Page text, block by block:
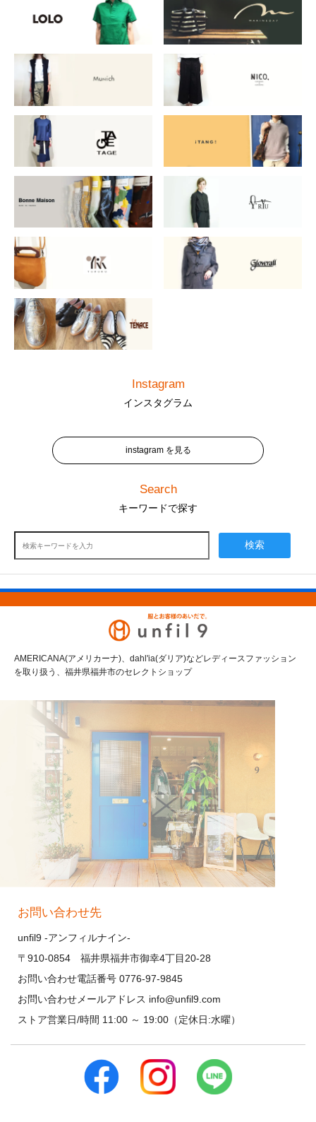
Instagram
インスタグラム
instagram を見る
Search
キーワードで探す
検索
AMERICANA(アメリカーナ)、dahl'ia(ダリア)などレディースファッション
を取り扱う、福井県福井市のセレクトショップ
お問い合わせ先
unfil9 -アンフィルナイン-
〒910-0854 福井県福井市御幸4丁目20-28
お問い合わせ電話番号 0776-97-9845
お問い合わせメールアドレス info@unfil9.com
ストア営業日/時間 11:00 ～ 19:00（定休日:水曜）